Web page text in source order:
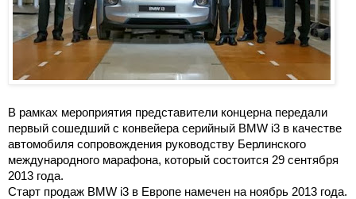
В рамках мероприятия представители концерна передали
первый сошедший с конвейера серийный BMW i3 в качестве
автомобиля сопровождения руководству Берлинского
международного марафона, который состоится 29 сентября
2013 года.
Старт продаж BMW i3 в Европе намечен на ноябрь 2013 года.